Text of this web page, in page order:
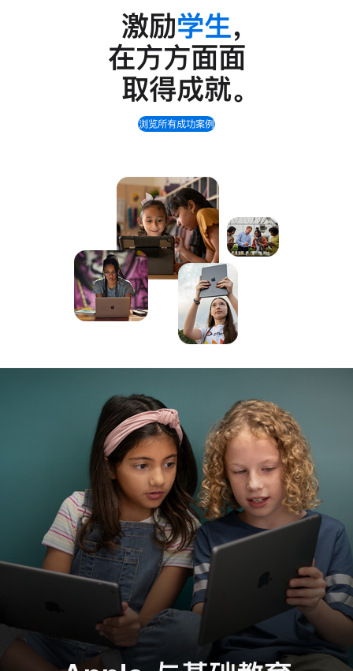
激励学生，
在方方面面
取得成就。
浏览所有成功案例